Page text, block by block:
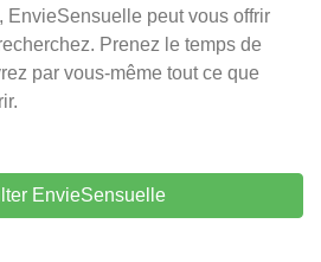
EnvieSensuelle peut vous offrir
Prenez le temps de
par vous-même tout ce que
EnvieSensuelle